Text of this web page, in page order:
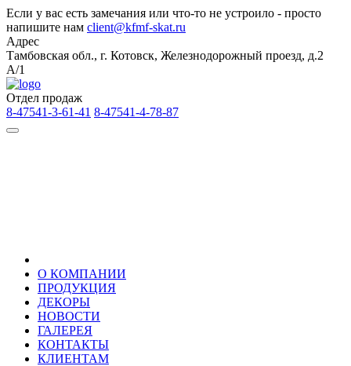
Если у вас есть замечания или что-то не устроило - просто
напишите нам client@kfmf-skat.ru
Адрес
Тамбовская обл., г. Котовск, Железнодорожный проезд, д.2
А/1
Отдел продаж
8-47541-3-61-41 8-47541-4-78-87
О КОМПАНИИ
ПРОДУКЦИЯ
ДЕКОРЫ
НОВОСТИ
ГАЛЕРЕЯ
КОНТАКТЫ
КЛИЕНТАМ